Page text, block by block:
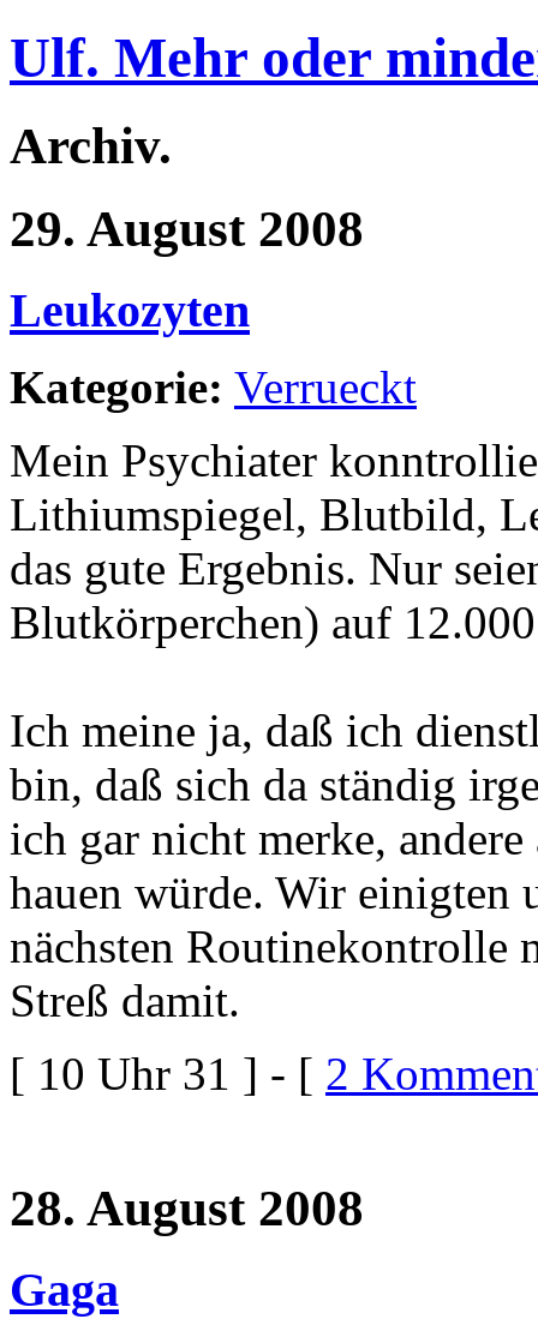
Ulf. Mehr oder
Archiv.
29. August 2008
Leukozyten
Kategorie: Verrueckt
Mein Psychiater
Lithiumspiegel, Blutbild,
das gute Ergebnis. Nur
Blutkörperchen) auf
Ich meine ja, daß ich
bin, daß sich da ständig
ich gar nicht merke,
hauen würde. Wir einigten
nächsten
Streß damit.
[ 10 Uhr 31 ] - [ 2
28. August 2008
Gaga